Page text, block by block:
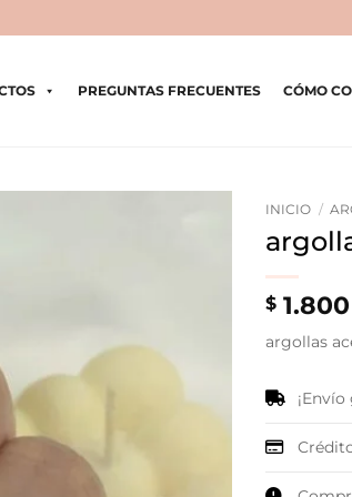
PREGUNTAS FRECUENTES CÓMO
INICIO /
$ 1.800
argollas